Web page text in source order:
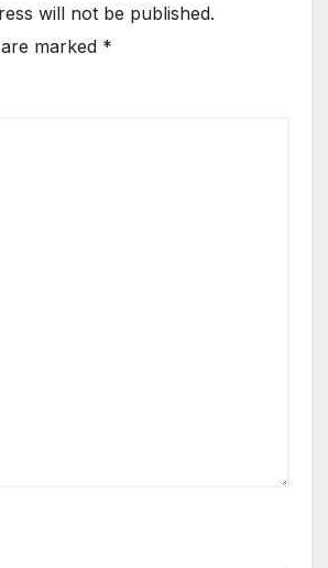
will not be published.
marked *